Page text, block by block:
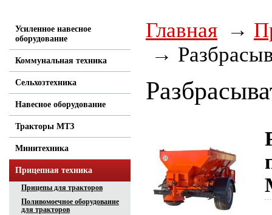
Главная
Усиленное навесное
оборудование
Коммунальная техника
Сельхозтехника
Навесное оборудование
Тракторы МТЗ
Минитехника
Прицепная техника
Прицепы для тракторов
Поливомоечное оборудование
для тракторов